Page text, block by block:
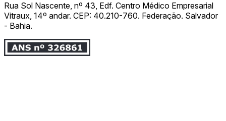
Rua Sol Nascente, nº 43, Edf. Centro Médico Empresarial
Vitraux, 14º andar. CEP: 40.210-760. Federação. Salvador
- Bahia.